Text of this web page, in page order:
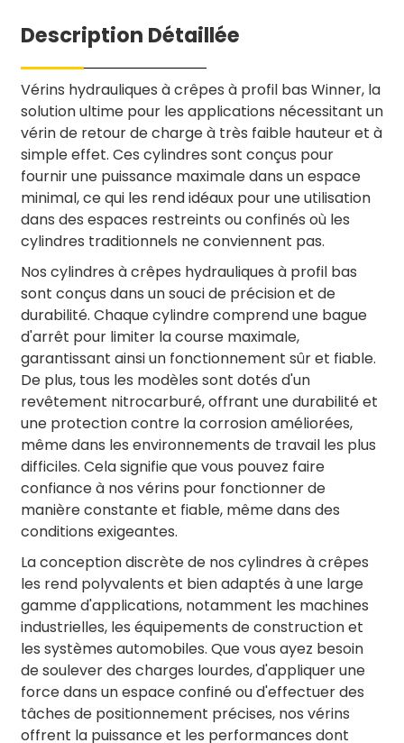
Description Détaillée
Vérins hydrauliques à crêpes à profil bas Winner, la
solution ultime pour les applications nécessitant un
vérin de retour de charge à très faible hauteur et à
simple effet. Ces cylindres sont conçus pour
fournir une puissance maximale dans un espace
minimal, ce qui les rend idéaux pour une utilisation
dans des espaces restreints ou confinés où les
cylindres traditionnels ne conviennent pas.
Nos cylindres à crêpes hydrauliques à profil bas
sont conçus dans un souci de précision et de
durabilité. Chaque cylindre comprend une bague
d'arrêt pour limiter la course maximale,
garantissant ainsi un fonctionnement sûr et fiable.
De plus, tous les modèles sont dotés d'un
revêtement nitrocarburé, offrant une durabilité et
une protection contre la corrosion améliorées,
même dans les environnements de travail les plus
difficiles. Cela signifie que vous pouvez faire
confiance à nos vérins pour fonctionner de
manière constante et fiable, même dans des
conditions exigeantes.
La conception discrète de nos cylindres à crêpes
les rend polyvalents et bien adaptés à une large
gamme d'applications, notamment les machines
industrielles, les équipements de construction et
les systèmes automobiles. Que vous ayez besoin
de soulever des charges lourdes, d'appliquer une
force dans un espace confiné ou d'effectuer des
tâches de positionnement précises, nos vérins
offrent la puissance et les performances dont